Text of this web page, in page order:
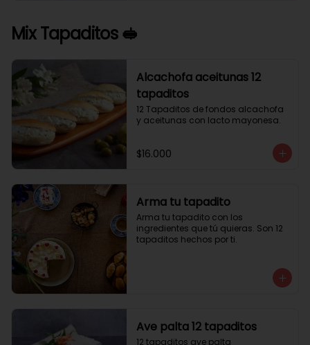
1 mini muffin.
Estos desayunos no los vendemos
por unidad, desde 10 cajas.
Mix Tapaditos 🥪
Alcachofa aceitunas 12
tapaditos
12 Tapaditos de fondos alcachofa
y aceitunas con lacto mayonesa.
$16.000
Arma tu tapadito
Arma tu tapadito con los
ingredientes que tú quieras. Son 12
tapaditos hechos por ti.
Ave palta 12 tapaditos
12 tapaditos ave palta